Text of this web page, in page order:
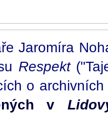
Jaromíra
Respekt
o
v